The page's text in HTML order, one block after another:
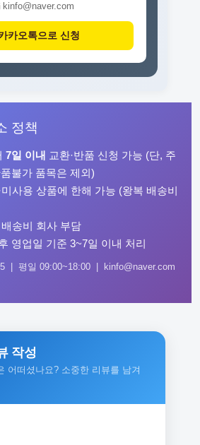
kinfo@naver.com
카오톡으로 신청
정책
7일 이내 교환·반품 신청 가능 (단, 주
불가 품목은 제외)
사용 상품에 한해 가능 (왕복 배송비
송비 회사 부담
영업일 기준 3~7일 이내 처리
| 평일 09:00~18:00 | kinfo@naver.com
작성
어떠셨나요? 소중한 리뷰를 남겨